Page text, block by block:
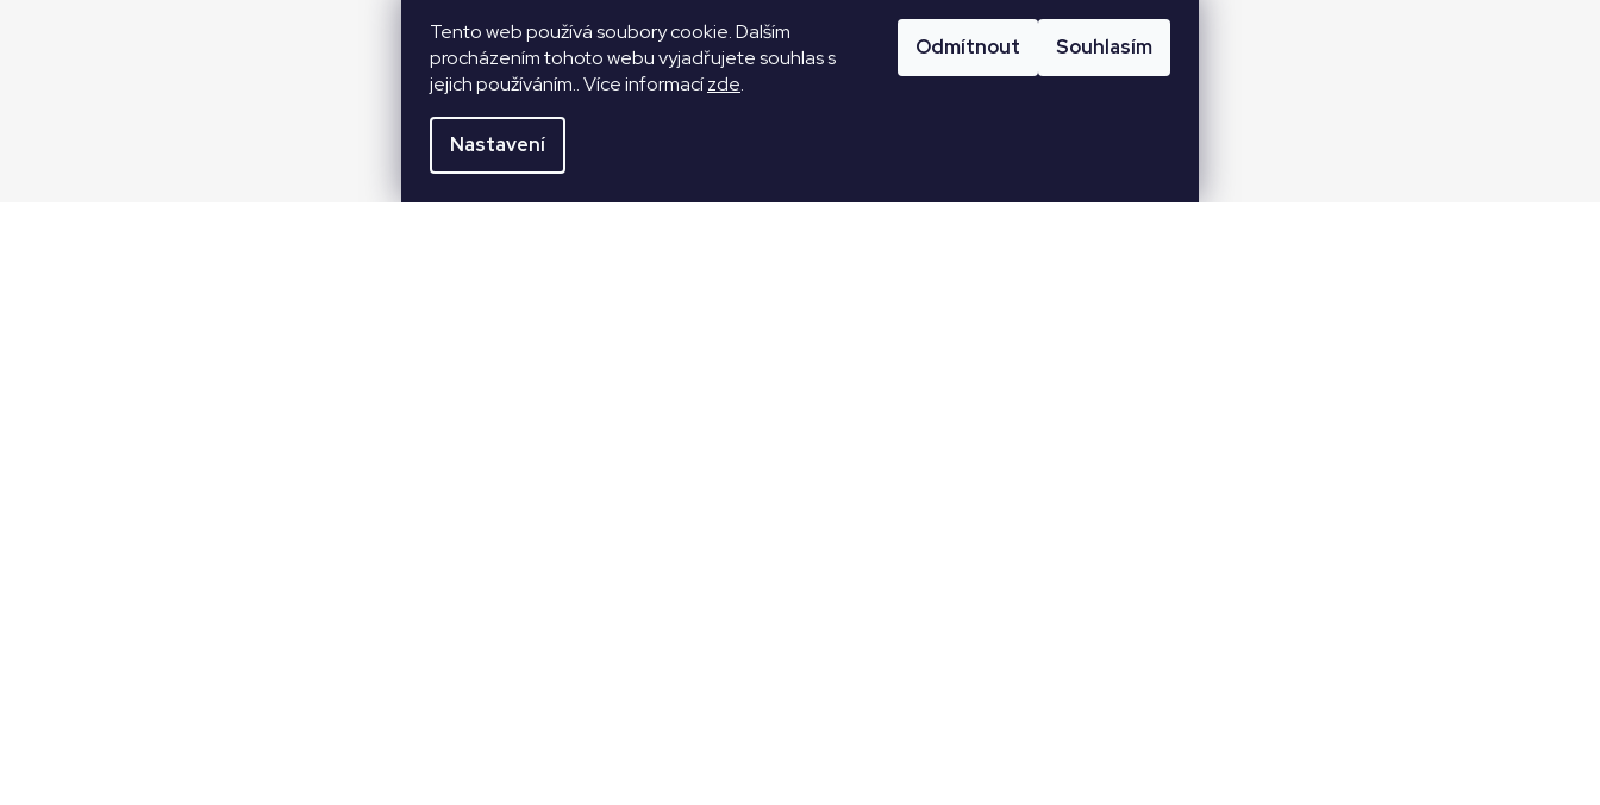
Tento web používá soubory cookie. Dalším
procházením tohoto webu vyjadřujete souhlas s
jejich používáním.. Více informacízde.
Nastavení
Odmítnout Souhlasím